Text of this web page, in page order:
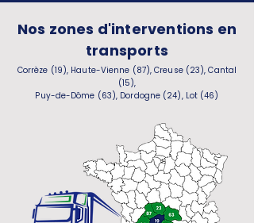
Nos zones d'interventions en
transports
Corrèze (19), Haute-Vienne (87), Creuse (23), Cantal
(15),
Puy-de-Dôme (63), Dordogne (24), Lot (46)